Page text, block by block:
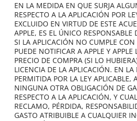
EN LA MEDIDA EN QUE SURJA
RESPECTO A LA APLICACIÓN POR
EXCLUIDO EN VIRTUD DE ESTE
APPLE, ES EL ÚNICO
SI LA APLICACIÓN NO CUMPLE
PUEDE NOTIFICAR A APPLE Y APPLE
PRECIO DE COMPRA (SI LO
LICENCIA DE LA APLICACIÓN. EN
PERMITIDA POR LA LEY APLICABLE,
NINGUNA OTRA OBLIGACIÓN DE
RESPECTO A LA APLICACIÓN, Y
RECLAMO, PÉRDIDA,
GASTO ATRIBUIBLE A CUALQUIER